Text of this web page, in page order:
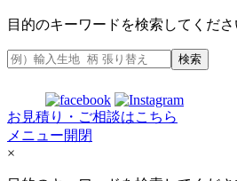
目的のキーワードを検索してくださ
検索
お見積り・ご相談はこちら
メニュー開閉
×